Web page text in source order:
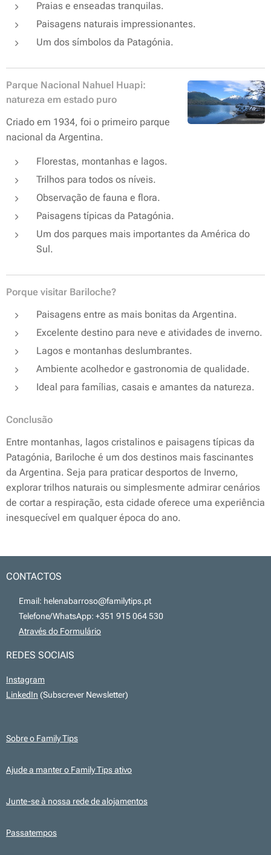
Praias e enseadas tranquilas.
Paisagens naturais impressionantes.
Um dos símbolos da Patagónia.
Parque Nacional Nahuel Huapi:
natureza em estado puro
Criado em 1934, foi o primeiro parque
nacional da Argentina.
Florestas, montanhas e lagos.
Trilhos para todos os níveis.
Observação de fauna e flora.
Paisagens típicas da Patagónia.
Um dos parques mais importantes da América do
Sul.
Porque visitar Bariloche?
Paisagens entre as mais bonitas da Argentina.
Excelente destino para neve e atividades de inverno.
Lagos e montanhas deslumbrantes.
Ambiente acolhedor e gastronomia de qualidade.
Ideal para famílias, casais e amantes da natureza.
Conclusão
Entre montanhas, lagos cristalinos e paisagens típicas da
Patagónia, Bariloche é um dos destinos mais fascinantes
da Argentina. Seja para praticar desportos de Inverno,
explorar trilhos naturais ou simplesmente admirar cenários
de cortar a respiração, esta cidade oferece uma experiência
inesquecível em qualquer época do ano.
CONTACTOS
📧 Email: helenabarroso@familytips.pt
📞 Telefone/WhatsApp: +351 915 064 530
Através do Formulário
REDES SOCIAIS
Instagram
LinkedIn (Subscrever Newsletter)
Sobre o Family Tips
Ajude a manter o Family Tips ativo
Junte-se à nossa rede de alojamentos
Passatempos